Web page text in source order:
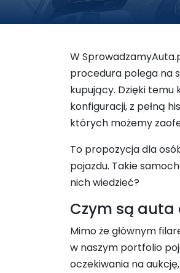
W
procedura polega na
kupujący. Dzięki temu
konfiguracji, z pełną
których możemy
To propozycja dla
pojazdu. Takie
nich wiedzieć?
Czym są auta
Mimo że głównym
w naszym portfolio
oczekiwania na